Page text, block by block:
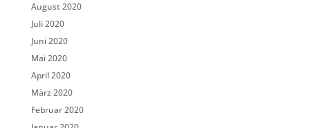
August 2020
Juli 2020
Juni 2020
Mai 2020
April 2020
März 2020
Februar 2020